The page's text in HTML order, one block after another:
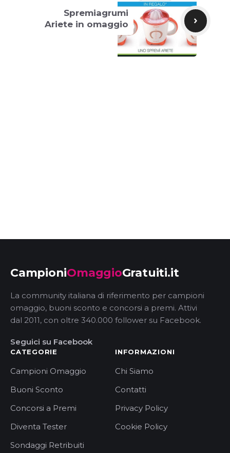
Spremiagrumi
Ariete in omaggio
CampioniOmaggioGratuiti.it
La community italiana di riferimento per campioni
omaggio, buoni sconto e concorsi a premi. Attivi
dal 2011, con oltre 340.000 follower su Facebook.
Seguici su Facebook
CATEGORIE
Campioni Omaggio
Buoni Sconto
Concorsi a Premi
Diventa Tester
Sondaggi Retribuiti
INFORMAZIONI
Chi Siamo
Contatti
Privacy Policy
Cookie Policy